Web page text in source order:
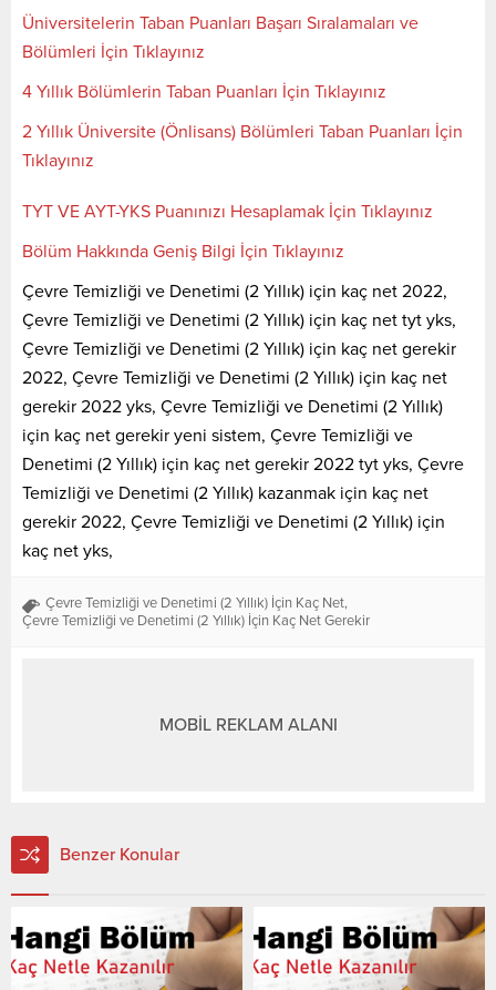
Üniversitelerin Taban Puanları Başarı Sıralamaları ve
Bölümleri İçin Tıklayınız
4 Yıllık Bölümlerin Taban Puanları İçin Tıklayınız
2 Yıllık Üniversite (Önlisans) Bölümleri Taban Puanları İçin
Tıklayınız
TYT VE AYT-YKS Puanınızı Hesaplamak İçin Tıklayınız
Bölüm Hakkında Geniş Bilgi İçin Tıklayınız
Çevre Temizliği ve Denetimi (2 Yıllık) için kaç net 2022,
Çevre Temizliği ve Denetimi (2 Yıllık) için kaç net tyt yks,
Çevre Temizliği ve Denetimi (2 Yıllık) için kaç net gerekir
2022, Çevre Temizliği ve Denetimi (2 Yıllık) için kaç net
gerekir 2022 yks, Çevre Temizliği ve Denetimi (2 Yıllık)
için kaç net gerekir yeni sistem, Çevre Temizliği ve
Denetimi (2 Yıllık) için kaç net gerekir 2022 tyt yks, Çevre
Temizliği ve Denetimi (2 Yıllık) kazanmak için kaç net
gerekir 2022, Çevre Temizliği ve Denetimi (2 Yıllık) için
kaç net yks,
Çevre Temizliği ve Denetimi (2 Yıllık) İçin Kaç Net,
Çevre Temizliği ve Denetimi (2 Yıllık) İçin Kaç Net Gerekir
MOBİL REKLAM ALANI
Benzer Konular